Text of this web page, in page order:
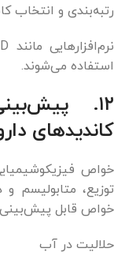
رتبه‌بندی و انتخاب
استفاده می‌شوند.
۱۲.
کاندیدهای
خواص
خواص قابل پیش‌بینی
حلالیت در آب